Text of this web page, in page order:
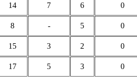
14 7 6
0
8 - 5
0
15 3 2
0
17 5 3
0